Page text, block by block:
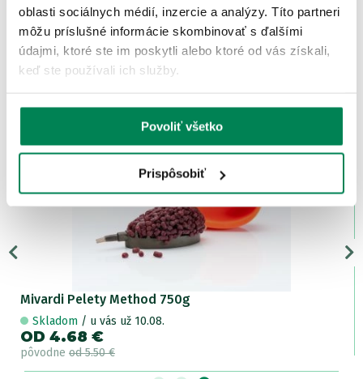
oblasti sociálnych médií, inzercie a analýzy. Títo partneri
môžu príslušné informácie skombinovať s ďalšími
údajmi, ktoré ste im poskytli alebo ktoré od vás získali,
keď ste používali ich služby.
Povoliť všetko
Prispôsobiť
počet recenzií: 3
ZNAČKY
LETNÝ VÝPREDAJ Akcia -15%
Mivardi Pelety Method 750g
Skladom / u vás už 10.08.
OD 4.68 €
pôvodne od 5.50 €